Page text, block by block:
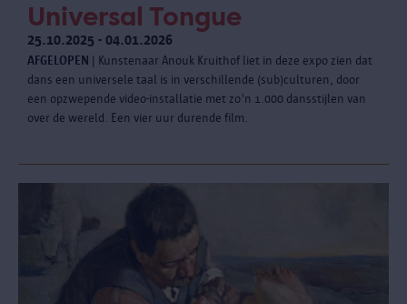
Universal Tongue
25.10.2025 - 04.01.2026
AFGELOPEN | Kunstenaar Anouk Kruithof liet in deze expo zien dat
dans een universele taal is in verschillende (sub)culturen, door
een opzwepende video-installatie met zo'n 1.000 dansstijlen van
over de wereld. Een vier uur durende film.